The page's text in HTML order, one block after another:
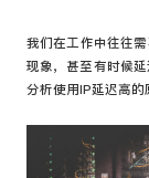
我们在工作中往往
现象，甚至有时候
分析使用IP延迟高的